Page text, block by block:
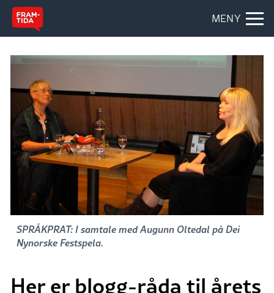
MENY
SPRÅKPRAT: I samtale med Augunn Oltedal på Dei
Nynorske Festspela.
Her er blogg-råda til årets